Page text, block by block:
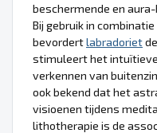
beschermende en
Bij gebruik in
bevordertlabradoriet
stimuleert het
verkennen van
ook bekend dat het
visioenen tijdens
lithotherapie is de